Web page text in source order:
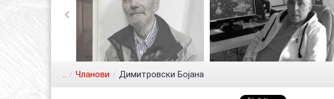
.. / Чланови / Димитровски Бојана